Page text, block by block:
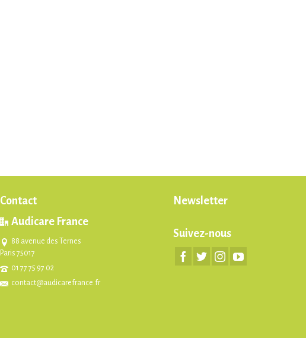
Contact
Audicare France
88 avenue des Ternes
Paris 75017
01 77 75 97 02
contact@audicarefrance.fr
Newsletter
Suivez-nous